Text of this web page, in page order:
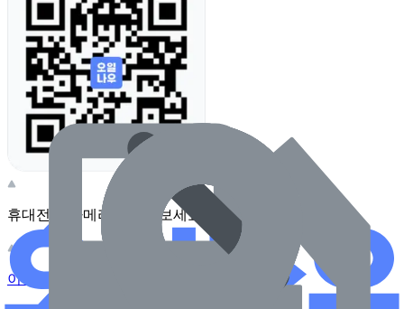
휴대전화 카메라로 찍어보세요
이 주유소의 사장님이신가요?